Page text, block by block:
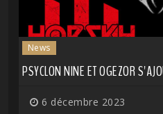
News
PSYCLON NINE ET OGEZOR
6 décembre 2023